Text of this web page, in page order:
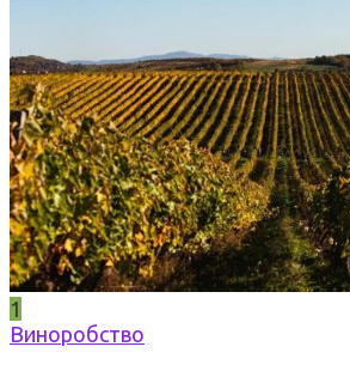
1
Виноробство